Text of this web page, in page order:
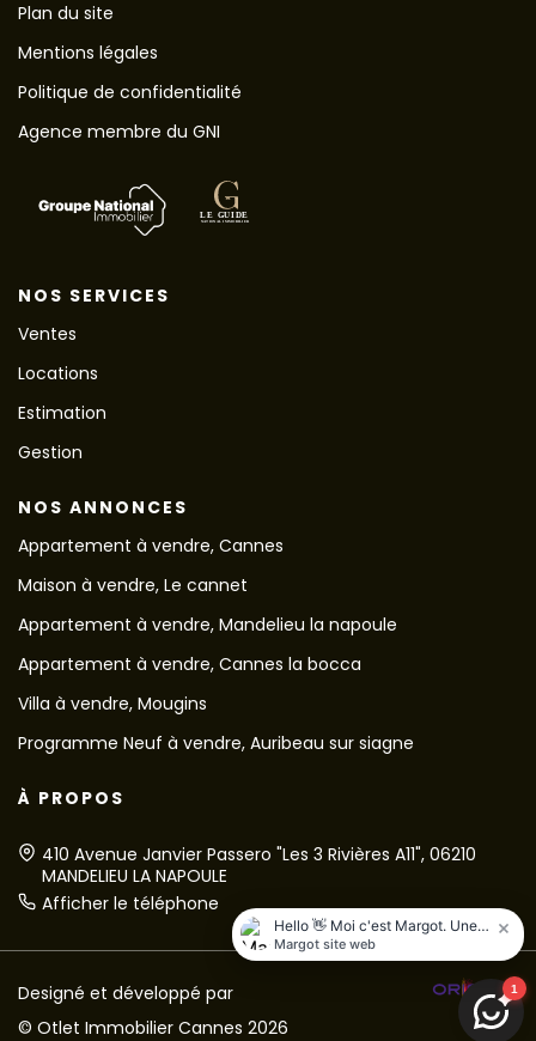
Plan du site
Mentions légales
Politique de confidentialité
Agence membre du GNI
NOS SERVICES
Ventes
Locations
Estimation
Gestion
NOS ANNONCES
Appartement à vendre, Cannes
Maison à vendre, Le cannet
Appartement à vendre, Mandelieu la napoule
Appartement à vendre, Cannes la bocca
Villa à vendre, Mougins
Programme Neuf à vendre, Auribeau sur siagne
À PROPOS
410 Avenue Janvier Passero "Les 3 Rivières A11", 06210
MANDELIEU LA NAPOULE
Afficher le téléphone
Designé et développé par
© Otlet Immobilier Cannes 2026